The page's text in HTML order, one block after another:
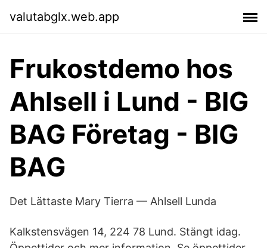
valutabglx.web.app
Frukostdemo hos
Ahlsell i Lund - BIG
BAG Företag - BIG
BAG
Det Lättaste Mary Tierra — Ahlsell Lunda
Kalkstensvägen 14, 224 78 Lund. Stängt idag.